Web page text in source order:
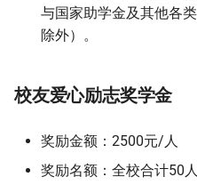
与国家助学金及其他各
除外）。
校友爱心励志奖学金
奖励金额：2500元/人
奖励名额：全校合计50人